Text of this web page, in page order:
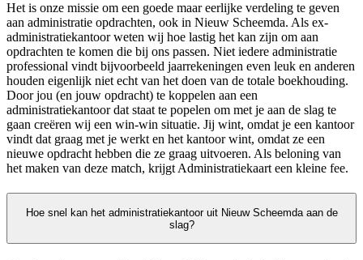
Het is onze missie om een goede maar eerlijke verdeling te geven
aan administratie opdrachten, ook in Nieuw Scheemda. Als ex-
administratiekantoor weten wij hoe lastig het kan zijn om aan
opdrachten te komen die bij ons passen. Niet iedere administratie
professional vindt bijvoorbeeld jaarrekeningen even leuk en anderen
houden eigenlijk niet echt van het doen van de totale boekhouding.
Door jou (en jouw opdracht) te koppelen aan een
administratiekantoor dat staat te popelen om met je aan de slag te
gaan creëren wij een win-win situatie. Jij wint, omdat je een kantoor
vindt dat graag met je werkt en het kantoor wint, omdat ze een
nieuwe opdracht hebben die ze graag uitvoeren. Als beloning van
het maken van deze match, krijgt Administratiekaart een kleine fee.
Hoe snel kan het administratiekantoor uit Nieuw Scheemda aan de
slag?